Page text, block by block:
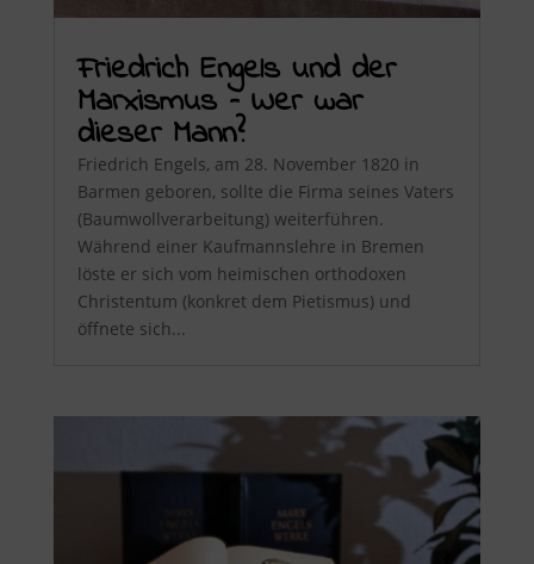
Friedrich Engels und der
Marxismus – Wer war
dieser Mann?
Friedrich Engels, am 28. November 1820 in
Barmen geboren, sollte die Firma seines Vaters
(Baumwollverarbeitung) weiterführen.
Während einer Kaufmannslehre in Bremen
löste er sich vom heimischen orthodoxen
Christentum (konkret dem Pietismus) und
öffnete sich...